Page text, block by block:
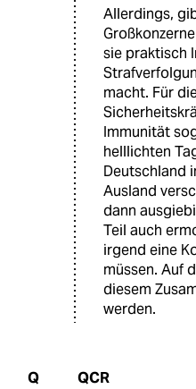
Allerdings,
sie praktisch
macht. Für
Immunität
helllichten
Deutschland
Ausland
dann
Teil auch
irgend eine
müssen. Auf
diesem
werden.
Q QCR